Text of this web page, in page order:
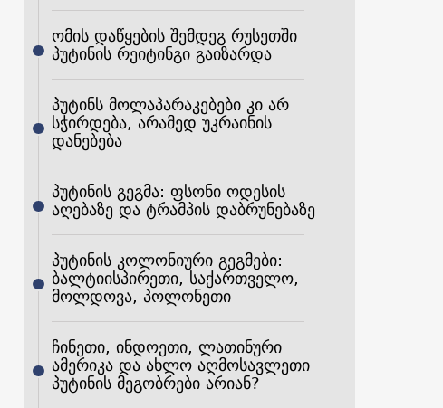
ომის დაწყების შემდეგ რუსეთში
პუტინის რეიტინგი გაიზარდა
პუტინს მოლაპარაკებები კი არ
სჭირდება, არამედ უკრაინის
დანებება
პუტინის გეგმა: ფსონი ოდესის
აღებაზე და ტრამპის დაბრუნებაზე
პუტინის კოლონიური გეგმები:
ბალტიისპირეთი, საქართველო,
მოლდოვა, პოლონეთი
ჩინეთი, ინდოეთი, ლათინური
ამერიკა და ახლო აღმოსავლეთი
პუტინის მეგობრები არიან?